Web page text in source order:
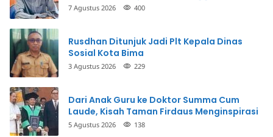
Terkait
7 Agustus 2026 400
Rusdhan Ditunjuk Jadi Plt Kepala Dinas
Sosial Kota Bima
3 Agustus 2026 229
Dari Anak Guru ke Doktor Summa Cum
Laude, Kisah Taman Firdaus Menginspirasi
5 Agustus 2026 138